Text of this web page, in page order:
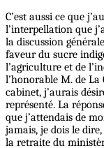
C’est aussi ce que
l’interpellation que
la discussion
faveur du sucre
l’agriculture et de
l’honorable M. de
cabinet, j’aurais
représenté. La
que j’attendais de
jamais, je dois le
la retraite du